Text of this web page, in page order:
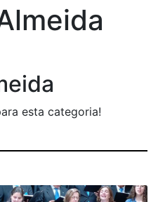
esta categoria!